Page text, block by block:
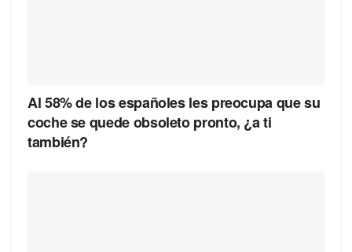
Al 58% de los españoles les preocupa que su
coche se quede obsoleto pronto, ¿a ti
también?